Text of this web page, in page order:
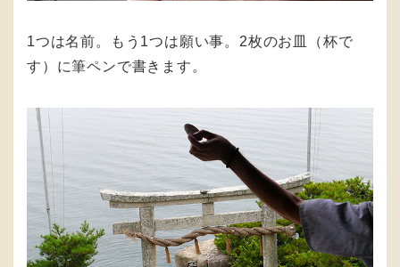
1つは名前。もう1つは願い事。2枚のお皿（杯で
す）に筆ペンで書きます。